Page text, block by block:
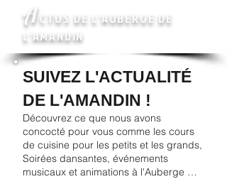
ACTUS DE L'AUBERGE DE
L'AMANDIN
SUIVEZ L'ACTUALITÉ
DE L'AMANDIN !
Découvrez ce que nous avons
concocté pour vous comme les cours
de cuisine pour les petits et les grands,
Soirées dansantes, événements
musicaux et animations à l'Auberge …